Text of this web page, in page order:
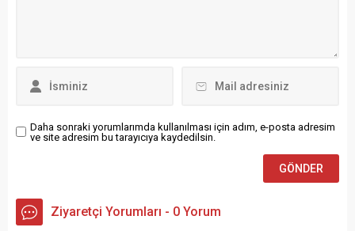
Enstitüleri Başkanlığı
Daha sonraki yorumlarımda kullanılması için adım, e-posta adresim
ve site adresim bu tarayıcıya kaydedilsin.
Ziyaretçi Yorumları - 0 Yorum